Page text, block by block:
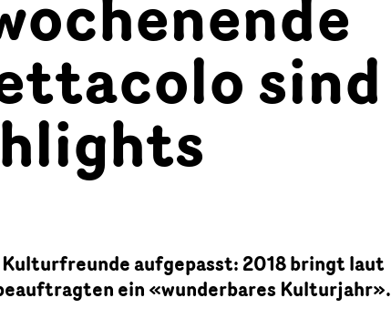
sind
aufgepasst: 2018 bringt laut
ein «wunderbares Kulturjahr».